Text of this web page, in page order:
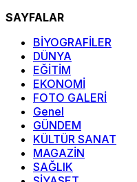
SAYFALAR
BİYOGRAFİLER
DÜNYA
EĞİTİM
EKONOMİ
FOTO GALERİ
Genel
GÜNDEM
KÜLTÜR SANAT
MAGAZİN
SAĞLIK